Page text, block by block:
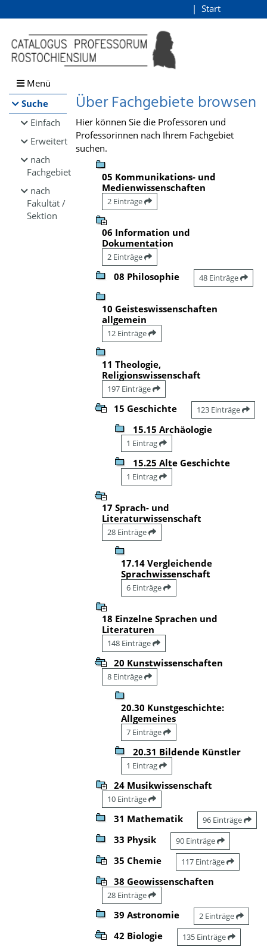
Browsen
direkt zum Inhalt
Start
Menü
Suche
Einfach
Erweitert
nach
Fachgebiet
nach
Fakultät /
Sektion
Über Fachgebiete browsen
Hier können Sie die Professoren und
Professorinnen nach Ihrem Fachgebiet
suchen.
05 Kommunikations- und
Medienwissenschaften
2 Einträge
06 Information und
Dokumentation
2 Einträge
08 Philosophie 48 Einträge
10 Geisteswissenschaften
allgemein
12 Einträge
11 Theologie,
Religionswissenschaft
197 Einträge
15 Geschichte 123 Einträge
15.15 Archäologie
1 Eintrag
15.25 Alte Geschichte
1 Eintrag
17 Sprach- und
Literaturwissenschaft
28 Einträge
17.14 Vergleichende
Sprachwissenschaft
6 Einträge
18 Einzelne Sprachen und
Literaturen
148 Einträge
20 Kunstwissenschaften
8 Einträge
20.30 Kunstgeschichte:
Allgemeines
7 Einträge
20.31 Bildende Künstler
1 Eintrag
24 Musikwissenschaft
10 Einträge
31 Mathematik 96 Einträge
33 Physik 90 Einträge
35 Chemie 117 Einträge
38 Geowissenschaften
28 Einträge
39 Astronomie 2 Einträge
42 Biologie 135 Einträge